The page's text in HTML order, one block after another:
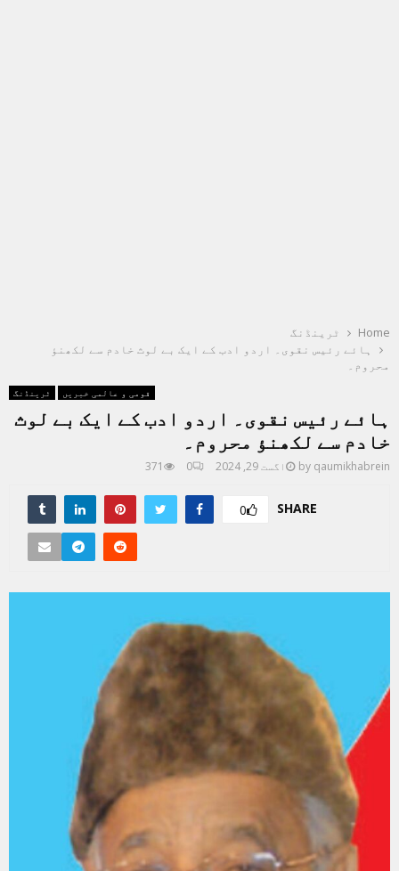
Home
ٹرینڈنگ
ہائے رئیس نقوی۔ اردو ادب کے ایک بے لوث خادم سے لکھنؤ
محروم۔
ٹرینڈنگ قومی و عالمی خبریں
ہائے رئیس نقوی۔ اردو ادب کے ایک بے لوث
خادم سے لکھنؤ محروم۔
by qaumikhabrein اگست 29, 2024 0
371
SHARE
0